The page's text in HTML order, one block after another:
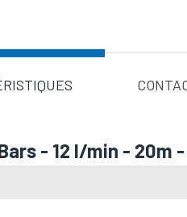
- 12 l/min - 20m -